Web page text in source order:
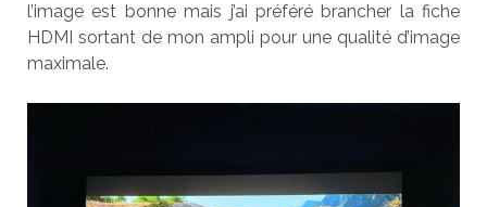
l’image est bonne mais j’ai préféré brancher la fiche
HDMI sortant de mon ampli pour une qualité d’image
maximale.